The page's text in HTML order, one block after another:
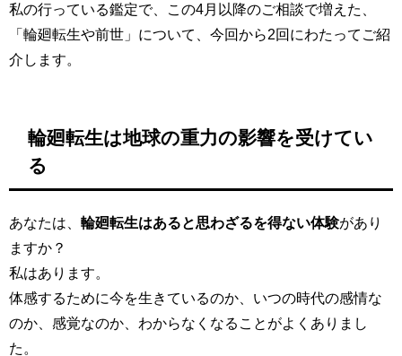
私の行っている鑑定で、この4月以降のご相談で増えた、
「輪廻転生や前世」について、今回から2回にわたってご紹
介します。
輪廻転生は地球の重力の影響を受けてい
る
あなたは、 輪廻転生はあると思わざるを得ない体験があり
ますか？
私はあります。
体感するために今を生きているのか、いつの時代の感情な
のか、感覚なのか、わからなくなることがよくありまし
た。